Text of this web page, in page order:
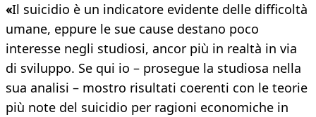
«Il suicidio è un indicatore evidente delle difficoltà
umane, eppure le sue cause destano poco
interesse negli studiosi, ancor più in realtà in via
di sviluppo. Se qui io – prosegue la studiosa nella
sua analisi – mostro risultati coerenti con le teorie
più note del suicidio per ragioni economiche in